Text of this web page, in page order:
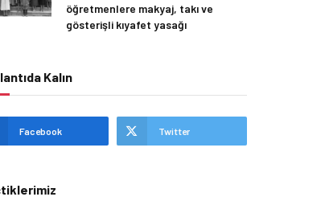
öğretmenlere makyaj, takı ve
gösterişli kıyafet yasağı
Kalın
Facebook Twitter